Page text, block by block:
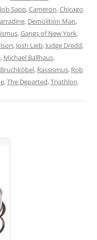
Sapp,Cameron,Chicago
, Demolition Man,
,Gangs of New York,
, Josh Lieb, Judge Dredd,
, Michael Ballhaus,
, Rassismus, Rob
,The Departed,Triathlon.